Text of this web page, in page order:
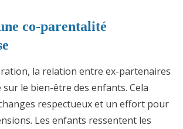
co-parentalité
la relation entre ex-partenaires
le bien-être des enfants. Cela
respectueux et un effort pour
Les enfants ressentent les